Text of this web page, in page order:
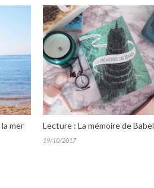
mer
Lecture : La mémoire de Babel
19/10/2017